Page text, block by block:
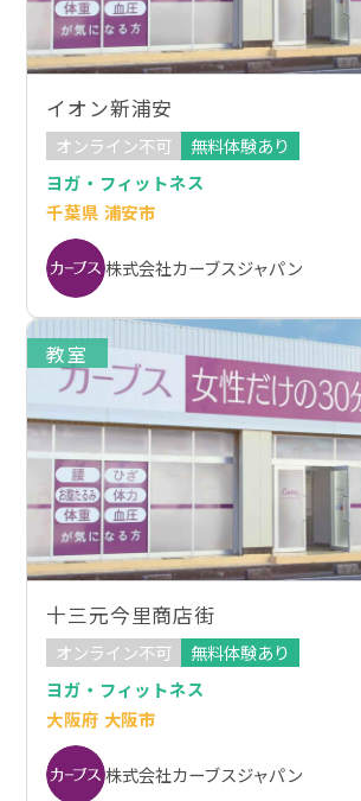
イオン新浦安
オンライン不可
無料体験あり
ヨガ・フィットネス
千葉県 浦安市
株式会社カーブスジャパン
教室
十三元今里商店街
オンライン不可
無料体験あり
ヨガ・フィットネス
大阪府 大阪市
株式会社カーブスジャパン